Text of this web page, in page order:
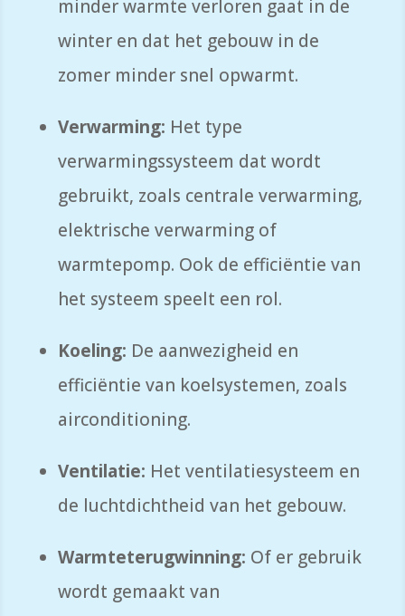
minder warmte verloren gaat in de
winter en dat het gebouw in de
zomer minder snel opwarmt.
Verwarming: Het type
verwarmingssysteem dat wordt
gebruikt, zoals centrale verwarming,
elektrische verwarming of
warmtepomp. Ook de efficiëntie van
het systeem speelt een rol.
Koeling: De aanwezigheid en
efficiëntie van koelsystemen, zoals
airconditioning.
Ventilatie: Het ventilatiesysteem en
de luchtdichtheid van het gebouw.
Warmteterugwinning: Of er gebruik
wordt gemaakt van